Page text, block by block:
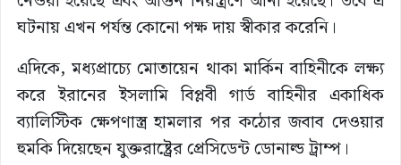
ঘটনায় এখন পর্যন্ত কোনো পক্ষ দায় স্বীকার করেনি।
এদিকে, মধ্যপ্রাচ্যে মোতায়েন থাকা মার্কিন বাহিনীকে লক্ষ্য
করে ইরানের ইসলামি বিপ্লবী গার্ড বাহিনীর একাধিক
ব্যালিস্টিক ক্ষেপণাস্ত্র হামলার পর কঠোর জবাব দেওয়ার
হুমকি দিয়েছেন যুক্তরাষ্ট্রের প্রেসিডেন্ট ডোনাল্ড ট্রাম্প।